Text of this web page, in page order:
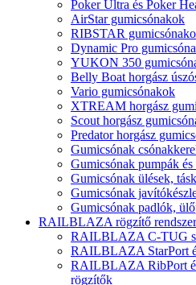
Poker Ultra és Poker
AirStar gumicsónakok
RIBSTAR
Dynamic Pro
YUKON 350
Belly Boat horgász
Vario gumicsónakok
XTREAM horgász
Scout horgász
Predator horgász
Gumicsónak
Gumicsónak pumpák és
Gumicsónak ülések,
Gumicsónak
Gumicsónak padlók,
RAILBLAZA rögzítő
RAILBLAZA C-TUG
RAILBLAZA StarPort
RAILBLAZA RibPort
rögzítők